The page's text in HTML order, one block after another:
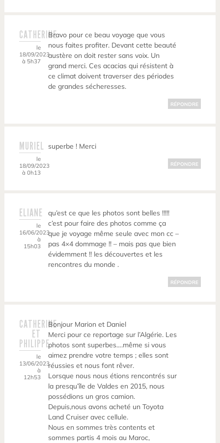
CATHERINE
le
18/09/2023
à 5h37
Bravo pour ce beau voyage que vous
nous faites profiter. Devant cette beauté
austère on doit rester sans voix. Un
grand merci. Ces acacias qui résistent à
ce climat doivent traverser des périodes
de grandes sécheresses.
RÉPONDRE
MURIEL
le
18/09/2023
à 0h13
superbe ! Merci
RÉPONDRE
ELIANE
le
16/06/2023
à
15h03
qu’est ce que les photos sont belles !!!!!
c’est pour faire des photos comme ça
que je voyage même seule avec mon cc –
pas 4×4 dommage !! – mais pas que bien
évidemment !! les découvertes et les
rencontres du monde .
RÉPONDRE
CATHERINE
ET
PHILIPPE
le
13/06/2023
à
12h53
Bonjour Marion et Daniel
Merci pour ce reportage sur l’Algérie. Les
photos sont superbes….même si vous
aimez prendre votre temps ; elles sont
réussies et nous font rêver.
Lorsque nous nous étions rencontrés sur
la presqu’île de Valdes en 2015, nous
possédions un gros camion.
Depuis,nous avons acheté un Toyota
Land Cruiser avec cellule.
Nous en sommes très contents et
sommes partis 4 mois au Maroc,